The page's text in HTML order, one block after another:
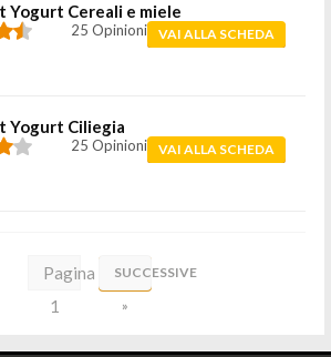
Yogurt Cereali e miele
25 Opinioni VAI ALLA SCHEDA
Yogurt Ciliegia
25 Opinioni VAI ALLA SCHEDA
Pagina
1
SUCCESSIVE
»